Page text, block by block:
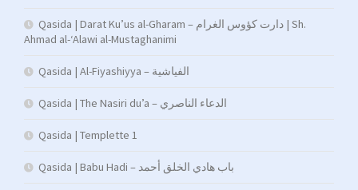
Qasida | Darat Ku’us al-Gharam – دارت كؤوس الغرام | Sh.
Ahmad al-‘Alawi al-Mustaghanimi
Qasida | Al-Fiyashiyya – الفياشية
Qasida | The Nasiri du’a – الدعاء الناصري
Qasida | Templette 1
Qasida | Babu Hadi – ﺑﺎب ﻫﺎدي اﻟﺨﻠﻖ أﺣﻤﺪ